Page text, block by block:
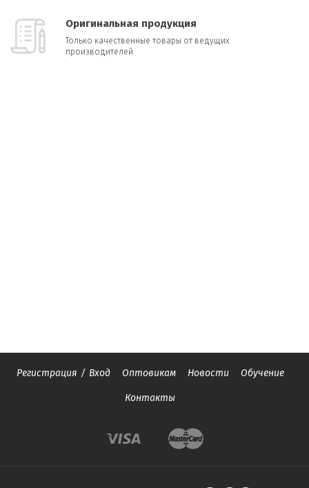
Оригинальная продукция
Только качественные товары от ведущих
производителей
Регистрация / Вход Оптовикам Новости Обучение
Контакты